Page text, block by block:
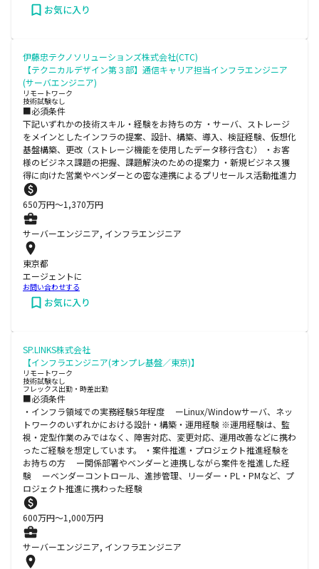
お気に入り
伊藤忠テクノソリューションズ株式会社(CTC)
【テクニカルデザイン第３部】通信キャリア担当インフラエンジニア
(サーバエンジニア)
リモートワーク
技術試験なし
■必須条件
下記いずれかの技術スキル・経験をお持ちの方 ・サーバ、ストレージ
をメインとしたインフラの提案、設計、構築、導入、検証経験、仮想化
基盤構築、更改（ストレージ機能を使用したデータ移行含む） ・お客
様のビジネス課題の把握、課題解決のための提案力 ・新規ビジネス獲
得に向けた営業やベンダーとの密な連携によるプリセールス活動推進力
650万円〜1,370万円
サーバーエンジニア, インフラエンジニア
東京都
エージェントに
お問い合わせする
お気に入り
SP.LINKS株式会社
【インフラエンジニア(オンプレ基盤／東京)】
リモートワーク
技術試験なし
フレックス出勤・時差出勤
■必須条件
・インフラ領域での実務経験5年程度 ーLinux/Windowサーバ、ネッ
トワークのいずれかにおける設計・構築・運用経験 ※運用経験は、監
視・定型作業のみではなく、障害対応、変更対応、運用改善などに携わ
ったご経験を想定しています。 ・案件推進・プロジェクト推進経験を
お持ちの方 ー関係部署やベンダーと連携しながら案件を推進した経
験 ーベンダーコントロール、進捗管理、リーダー・PL・PMなど、プ
ロジェクト推進に携わった経験
600万円〜1,000万円
サーバーエンジニア, インフラエンジニア